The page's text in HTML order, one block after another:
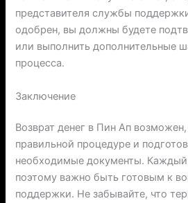
представителя службы
одобрен, вы должны будете
или выполнить дополнительные
процесса.
Заключение
Возврат денег в Пин Ап
правильной процедуре и
необходимые документы. Каждый
поэтому важно быть готовым к
поддержки. Не забывайте, что